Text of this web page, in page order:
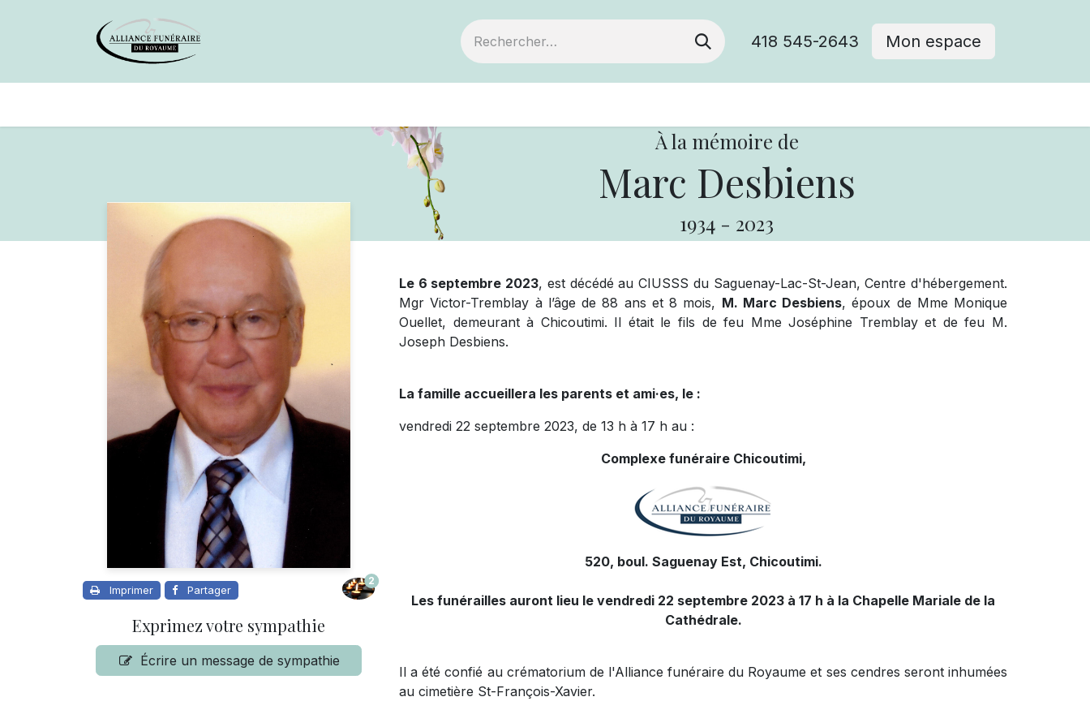
418 545-2643 Mon espace
À la mémoire de
Marc Desbiens
1934 - 2023
Imprimer Partager
2
Exprimez votre sympathie
Écrire un message de sympathie
Le 6 septembre 2023, est décédé au CIUSSS du Saguenay-Lac-St-Jean, Centre d'hébergement.
Mgr Victor-Tremblay à l’âge de 88 ans et 8 mois, M. Marc Desbiens, époux de Mme Monique
Ouellet, demeurant à Chicoutimi. Il était le fils de feu Mme Joséphine Tremblay et de feu M.
Joseph Desbiens.
La famille accueillera les parents et ami·es, le :
vendredi 22 septembre 2023, de 13 h à 17 h au :
Complexe funéraire Chicoutimi,
520, boul. Saguenay Est, Chicoutimi.
Les funérailles auront lieu le vendredi 22 septembre 2023 à 17 h à la Chapelle Mariale de la
Cathédrale.
Il a été confié au crématorium de l'Alliance funéraire du Royaume et ses cendres seront inhumées
au cimetière St-François-Xavier.